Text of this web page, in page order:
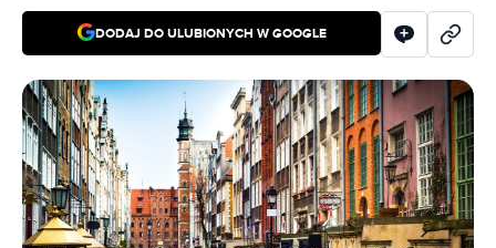
DODAJ DO ULUBIONYCH W GOOGLE